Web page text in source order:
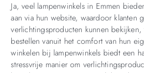
Ja, veel lampenwinkels in Emmen
aan via hun website, waardoor klanten
verlichtingsproducten kunnen
bestellen vanuit het comfort van hun
winkelen bij lampenwinkels biedt een
stressvrije manier om